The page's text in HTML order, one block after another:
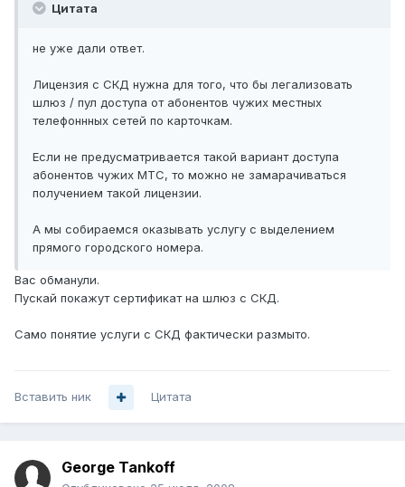
Цитата
не уже дали ответ.
Лицензия с СКД нужна для того, что бы легализовать
шлюз / пул доступа от абонентов чужих местных
телефоннных сетей по карточкам.
Если не предусматривается такой вариант доступа
абонентов чужих МТС, то можно не замарачиваться
получением такой лицензии.
А мы собираемся оказывать услугу с выделением
прямого городского номера.
Вас обманули.
Пускай покажут сертификат на шлюз с СКД.
Само понятие услуги с СКД фактически размыто.
Вставить ник Цитата
George Tankoff